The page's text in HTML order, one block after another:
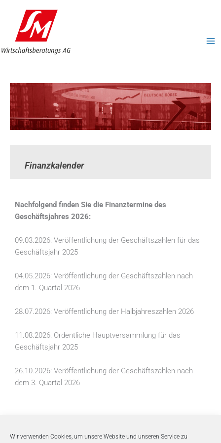
Wir verwenden Cookies, um unsere Website und unseren Service zu
springen
Finanzkalender
Nachfolgend finden Sie die Finanztermine des
Geschäftsjahres 2026:
09.03.2026: Veröffentlichung der Geschäftszahlen für das
Geschäftsjahr 2025
04.05.2026: Veröffentlichung der Geschäftszahlen nach
dem 1. Quartal 2026
28.07.2026: Veröffentlichung der Halbjahreszahlen 2026
11.08.2026: Ordentliche Hauptversammlung für das
Geschäftsjahr 2025
26.10.2026: Veröffentlichung der Geschäftszahlen nach
dem 3. Quartal 2026